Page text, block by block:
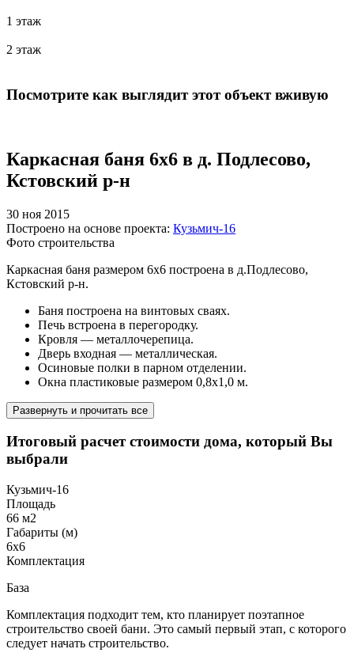
1 этаж
2 этаж
Посмотрите как выглядит этот объект вживую
Каркасная баня 6х6 в д. Подлесово,
Кстовский р-н
30 ноя 2015
Построено на основе проекта: Кузьмич-16
Фото строительства
Каркасная баня размером 6х6 построена в д.Подлесово,
Кстовский р-н.
Баня построена на винтовых сваях.
Печь встроена в перегородку.
Кровля — металлочерепица.
Дверь входная — металлическая.
Осиновые полки в парном отделении.
Окна пластиковые размером 0,8х1,0 м.
Развернуть и прочитать все
Итоговый расчет стоимости дома, который Вы
выбрали
Кузьмич-16
Площадь
66 м2
Габариты (м)
6х6
Комплектация
База
Комплектация подходит тем, кто планирует поэтапное
строительство своей бани. Это самый первый этап, с которого
следует начать строительство.